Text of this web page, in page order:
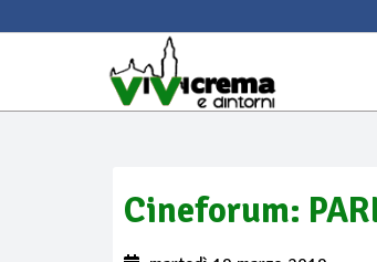
Cineforum: